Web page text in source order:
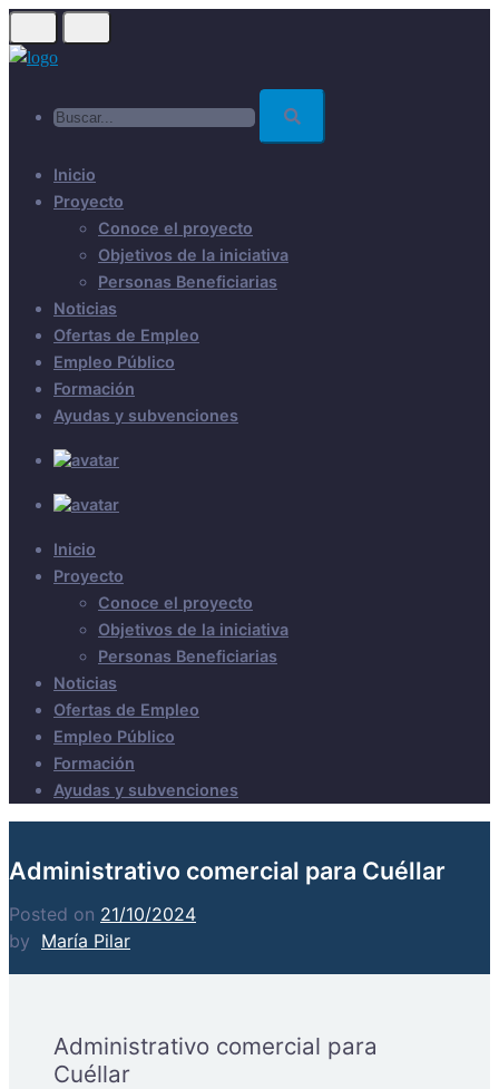
Skip
to
Inicio
Proyecto
Conoce el proyecto
Objetivos de la iniciativa
Personas Beneficiarias
Noticias
Ofertas de Empleo
Empleo Público
Formación
Ayudas y subvenciones
Inicio
Proyecto
Conoce el proyecto
Objetivos de la iniciativa
Personas Beneficiarias
Noticias
Ofertas de Empleo
Empleo Público
Formación
Ayudas y subvenciones
Administrativo comercial para Cuéllar
Posted on 21/10/2024
by María Pilar
Administrativo comercial para
Cuéllar